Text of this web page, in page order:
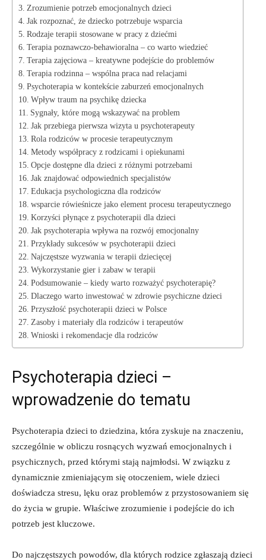
Zrozumienie potrzeb emocjonalnych dzieci
Jak rozpoznać, że dziecko potrzebuje wsparcia
Rodzaje terapii stosowane w pracy z dziećmi
Terapia poznawczo-behawioralna – co warto wiedzieć
Terapia zajęciowa – kreatywne podejście do problemów
Terapia rodzinna – wspólna praca nad relacjami
Psychoterapia w kontekście zaburzeń emocjonalnych
Wpływ traum na psychikę dziecka
Sygnały, które mogą wskazywać na problem
Jak przebiega pierwsza wizyta u psychoterapeuty
Rola rodziców w procesie terapeutycznym
Metody współpracy z rodzicami i opiekunami
Opcje dostępne dla dzieci z różnymi potrzebami
Jak znajdować odpowiednich specjalistów
Edukacja psychologiczna dla rodziców
wsparcie rówieśnicze jako element procesu terapeutycznego
Korzyści płynące z psychoterapii dla dzieci
Jak psychoterapia wpływa na rozwój emocjonalny
Przykłady sukcesów w psychoterapii dzieci
Najczęstsze wyzwania w terapii dziecięcej
Wykorzystanie gier i zabaw w terapii
Podsumowanie – kiedy warto rozważyć psychoterapię?
Dlaczego warto inwestować w zdrowie psychiczne dzieci
Przyszłość psychoterapii dzieci w Polsce
Zasoby i materiały dla rodziców i terapeutów
Wnioski i rekomendacje dla rodziców
Psychoterapia dzieci –
wprowadzenie do tematu
Psychoterapia dzieci to dziedzina, która zyskuje na znaczeniu,
szczególnie w obliczu rosnących wyzwań emocjonalnych i
psychicznych, przed którymi stają najmłodsi. W związku z
dynamicznie zmieniającym się otoczeniem, wiele dzieci
doświadcza stresu, lęku oraz problemów z przystosowaniem się
do życia w grupie. Właściwe zrozumienie i podejście do ich
potrzeb jest kluczowe.
Do najczęstszych powodów, dla których rodzice zgłaszają dzieci